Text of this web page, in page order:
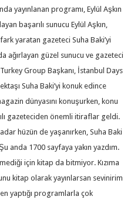
yayınlanan programı, Eylül Aşkın
başarılı sunucu Eylül Aşkın,
yaratan gazeteci Suha Baki’yi
ağırlayan güzel sunucu ve gazeteci
Group Başkanı, İstanbul Days
Suha Baki’yi konuk edince
dünyasını konuşurken, konu
gazeteciden önemli itiraflar geldi.
hüzün de yaşanırken, Suha Baki
anda 1700 sayfaya yakın yazdım.
için kitap da bitmiyor. Kızıma
kitap olarak yayınlarsan sevinirim
yaptığı programlarla çok